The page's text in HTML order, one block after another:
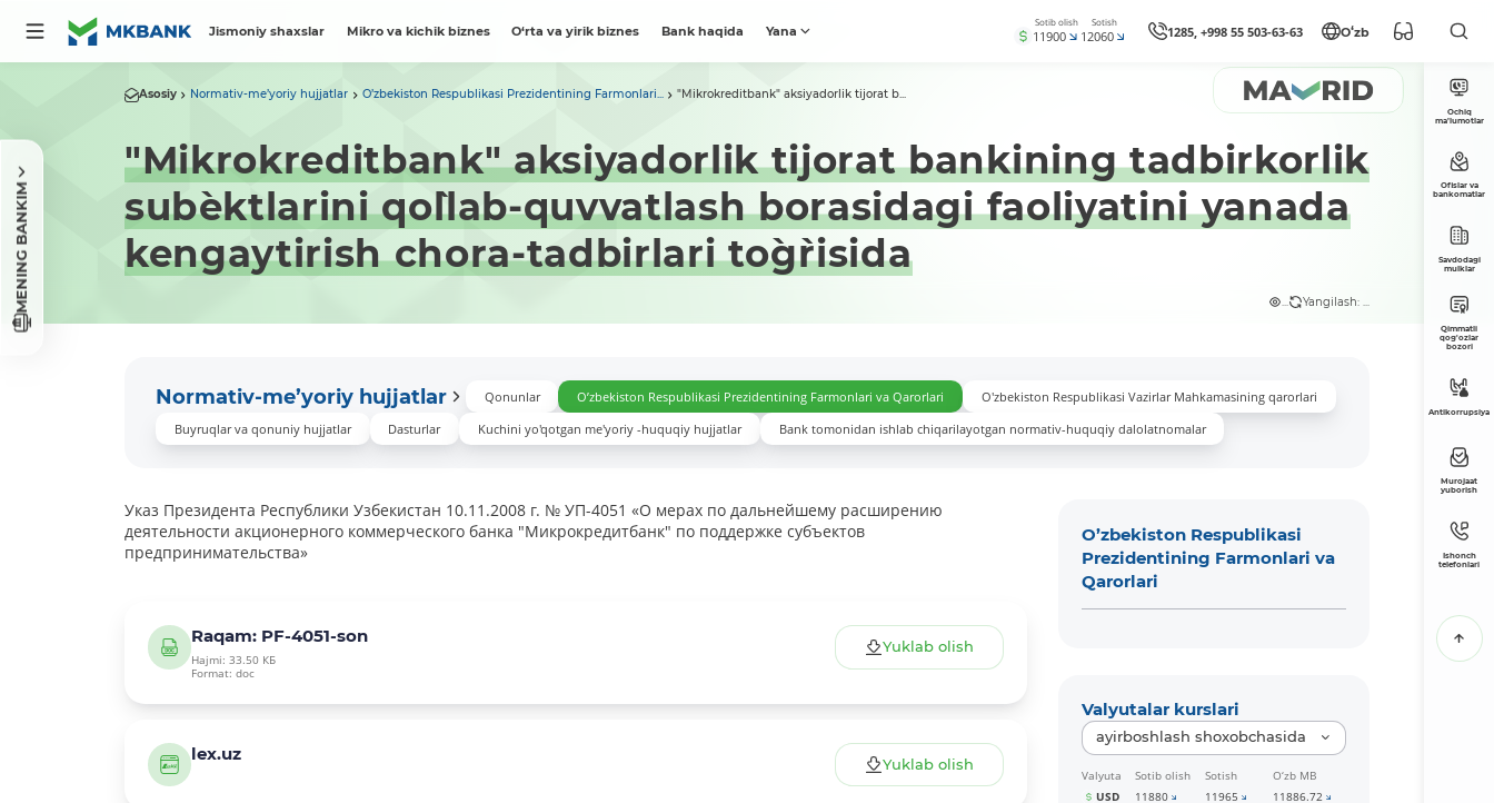
Jismoniy shaxslar Mikro va kichik biznes O‘rta va yirik biznes Bank haqida Yana
Sotib olish
11900
Sotish
12060 1285, +998 55 503-63-63 Oʻzb
MENING BANKIM
Asosiy Normativ-me’yoriy hujjatlar O’zbekiston Respublikasi Prezidentining Farmonlari... "Mikrokreditbank" aksiyadorlik tijorat b...
"Mikrokreditbank" aksiyadorlik tijorat bankining tadbirkorlik
sub`ektlarini qo`llab-quvvatlash borasidagi faoliyatini yanada
kengaytirish chora-tadbirlari to`g`risida
Yangilash: ...
Normativ-me’yoriy hujjatlar Qonunlar O’zbekiston Respublikasi Prezidentining Farmonlari va Qarorlari
O'zbekiston Respublikasi Vazirlar Mahkamasining qarorlari
Buyruqlar va qonuniy hujjatlar
Dasturlar Kuchini yo'qotgan me'yoriy -huquqiy hujjatlar Bank tomonidan ishlab chiqarilayotgan normativ-huquqiy dalolatnomalar
Указ Президента Республики Узбекистан 10.11.2008 г. № УП-4051 «О мерах по дальнейшему расширению
деятельности акционерного коммерческого банка "Микрокредитбанк" по поддержке субъектов
предпринимательства»
Raqam: PF-4051-son
Hajmi: 33.50 КБ
Format: doc
Yuklab olish
lex.uz
Yuklab olish
O’zbekiston Respublikasi
Prezidentining Farmonlari va
Qarorlari
Valyutalar kurslari
ayirboshlash shoxobchasida
Valyuta Sotib olish Sotish
O‘zb MB
USD
11880 11965
11886.72
Ochiq
ma’lumotlar
Ofislar va
bankomatlar
Savdodagi
mulklar
Qimmatli
qog'ozlar
bozori
Antikorrupsiya
Murojaat
yuborish
Ishonch
telefonlari